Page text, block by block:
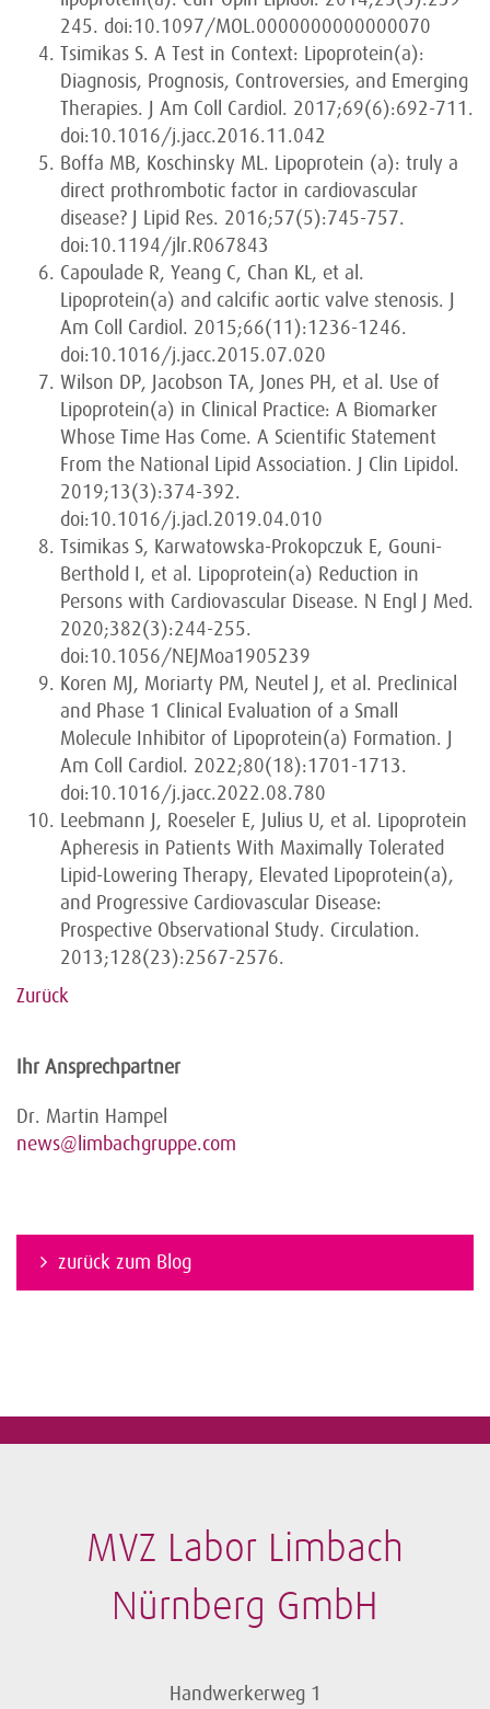
245. doi:10.1097/MOL.0000000000000070
Tsimikas S. A Test in Context: Lipoprotein(a):
Diagnosis, Prognosis, Controversies, and Emerging
Therapies. J Am Coll Cardiol. 2017;69(6):692-711.
doi:10.1016/j.jacc.2016.11.042
Boffa MB, Koschinsky ML. Lipoprotein (a): truly a
direct prothrombotic factor in cardiovascular
disease? J Lipid Res. 2016;57(5):745-757.
doi:10.1194/jlr.R067843
Capoulade R, Yeang C, Chan KL, et al.
Lipoprotein(a) and calcific aortic valve stenosis. J
Am Coll Cardiol. 2015;66(11):1236-1246.
doi:10.1016/j.jacc.2015.07.020
Wilson DP, Jacobson TA, Jones PH, et al. Use of
Lipoprotein(a) in Clinical Practice: A Biomarker
Whose Time Has Come. A Scientific Statement
From the National Lipid Association. J Clin Lipidol.
2019;13(3):374-392.
doi:10.1016/j.jacl.2019.04.010
Tsimikas S, Karwatowska-Prokopczuk E, Gouni-
Berthold I, et al. Lipoprotein(a) Reduction in
Persons with Cardiovascular Disease. N Engl J Med.
2020;382(3):244-255.
doi:10.1056/NEJMoa1905239
Koren MJ, Moriarty PM, Neutel J, et al. Preclinical
and Phase 1 Clinical Evaluation of a Small
Molecule Inhibitor of Lipoprotein(a) Formation. J
Am Coll Cardiol. 2022;80(18):1701-1713.
doi:10.1016/j.jacc.2022.08.780
Leebmann J, Roeseler E, Julius U, et al. Lipoprotein
Apheresis in Patients With Maximally Tolerated
Lipid-Lowering Therapy, Elevated Lipoprotein(a),
and Progressive Cardiovascular Disease:
Prospective Observational Study. Circulation.
2013;128(23):2567-2576.
Zurück
Ihr Ansprechpartner
Dr. Martin Hampel
news@limbachgruppe.com
zurück zum Blog
MVZ Labor Limbach
Nürnberg GmbH
Handwerkerweg 1